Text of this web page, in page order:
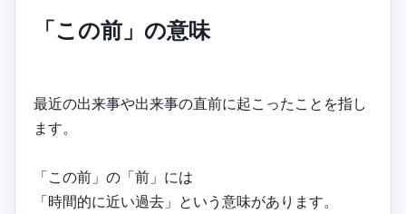
「この前」の意味
最近の出来事や出来事の直前に起こったことを指し
ます。
「この前」の「前」には
「時間的に近い過去」という意味があります。